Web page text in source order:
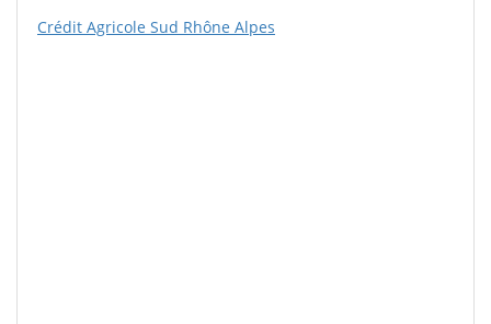
Crédit Agricole Sud Rhône Alpes